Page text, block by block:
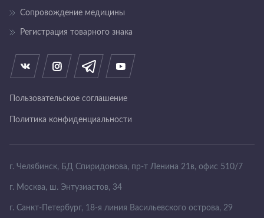
Сопровождение медицины
Регистрация товарного знака
Пользовательское соглашение
Политика конфиденциальности
г. Челябинск, БД Спиридонова, пр-т Ленина 21в, офис 510/7
г. Москва, ш. Энтузиастов, 34
г. Санкт-Петербург, 18-я линия Васильевского острова, 29